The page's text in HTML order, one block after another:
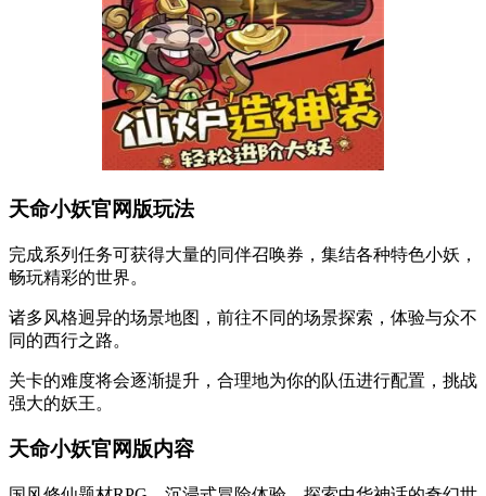
天命小妖官网版玩法
完成系列任务可获得大量的同伴召唤券，集结各种特色小妖，
畅玩精彩的世界。
诸多风格迥异的场景地图，前往不同的场景探索，体验与众不
同的西行之路。
关卡的难度将会逐渐提升，合理地为你的队伍进行配置，挑战
强大的妖王。
天命小妖官网版内容